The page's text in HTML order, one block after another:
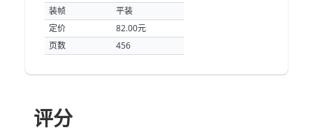
装帧
平装
定价
82.00元
页数
456
评分